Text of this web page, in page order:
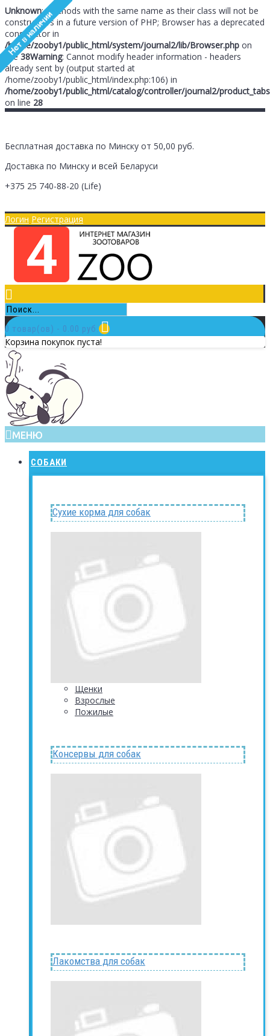
Unknown: Methods with the same name as their class will not be
constructors in a future version of PHP; Browser has a deprecated
constructor in
/home/zooby1/public_html/system/journal2/lib/Browser.php on
line38Warning: Cannot modify header information - headers
already sent by (output started at
/home/zooby1/public_html/index.php:106) in
/home/zooby1/public_html/catalog/controller/journal2/
on line 28
Бесплатная доставка по Минску от 50,00 руб.
Доставка по Минску и всей Беларуси
+375 25 740-88-20 (Life)
Логин Регистрация
0 товар(ов) - 0.00 руб.
Корзина покупок пуста!
МЕНЮ
СОБАКИ
Сухие корма для собак
Щенки
Взрослые
Пожилые
Консервы для собак
Лакомства для собак